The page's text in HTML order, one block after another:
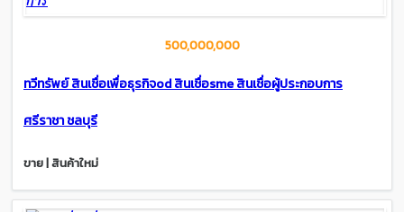
500,000,000
ทวีทรัพย์ สินเชื่อเพื่อธุรกิจod สินเชื่อsme สินเชื่อผู้ประกอบการ
ศรีราชา ชลบุรี
ขาย | สินค้าใหม่